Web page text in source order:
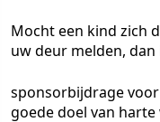
Mocht een kind zich
uw deur melden, dan
sponsorbijdrage
goede doel van